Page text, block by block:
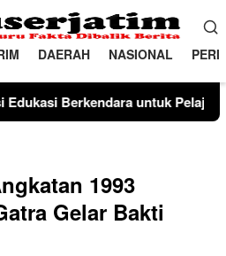
DAERAH NASIONAL
KAPOLRI”KOMPETENSI
1993
Gelar Bakti